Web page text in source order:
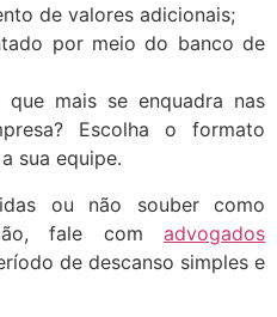
de valores adicionais;
por meio do banco de
mais se enquadra nas
Escolha o formato
sua equipe.
ou não souber como
fale com advogados
de descanso simples e